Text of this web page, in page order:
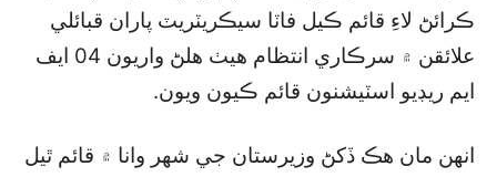
ڪرائڻ لاءِ قائم ڪيل فاٽا سيڪريٽريٽ پاران قبائلي
علائقن ۾ سرڪاري انتظام هيٺ هلڻ واريون 04 ايف
ايم ريڊيو اسٽيشنون قائم ڪيون ويون.
انهن مان هڪ ڏکڻ وزيرستان جي شهر وانا ۾ قائم ٿيل